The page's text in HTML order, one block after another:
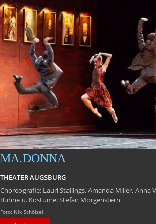
MA.DONNA
THEATER AUGSBURG
Choreografie: Lauri Stallings, Amanda Miller, Anna
Bühne u. Kostüme: Stefan Morgenstern
Foto: Nik Schölzel